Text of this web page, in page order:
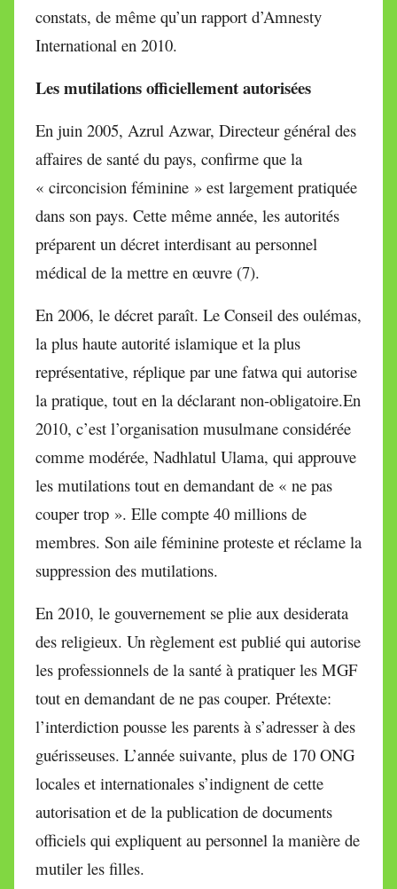
constats, de même qu’un rapport d’Amnesty
International en 2010.
Les mutilations officiellement autorisées
En juin 2005, Azrul Azwar, Directeur général des
affaires de santé du pays, confirme que la
« circoncision féminine » est largement pratiquée
dans son pays. Cette même année, les autorités
préparent un décret interdisant au personnel
médical de la mettre en œuvre (7).
En 2006, le décret paraît. Le Conseil des oulémas,
la plus haute autorité islamique et la plus
représentative, réplique par une fatwa qui autorise
la pratique, tout en la déclarant non-obligatoire.En
2010, c’est l’organisation musulmane considérée
comme modérée, Nadhlatul Ulama, qui approuve
les mutilations tout en demandant de « ne pas
couper trop ». Elle compte 40 millions de
membres. Son aile féminine proteste et réclame la
suppression des mutilations.
En 2010, le gouvernement se plie aux desiderata
des religieux. Un règlement est publié qui autorise
les professionnels de la santé à pratiquer les MGF
tout en demandant de ne pas couper. Prétexte:
l’interdiction pousse les parents à s’adresser à des
guérisseuses. L’année suivante, plus de 170 ONG
locales et internationales s’indignent de cette
autorisation et de la publication de documents
officiels qui expliquent au personnel la manière de
mutiler les filles.